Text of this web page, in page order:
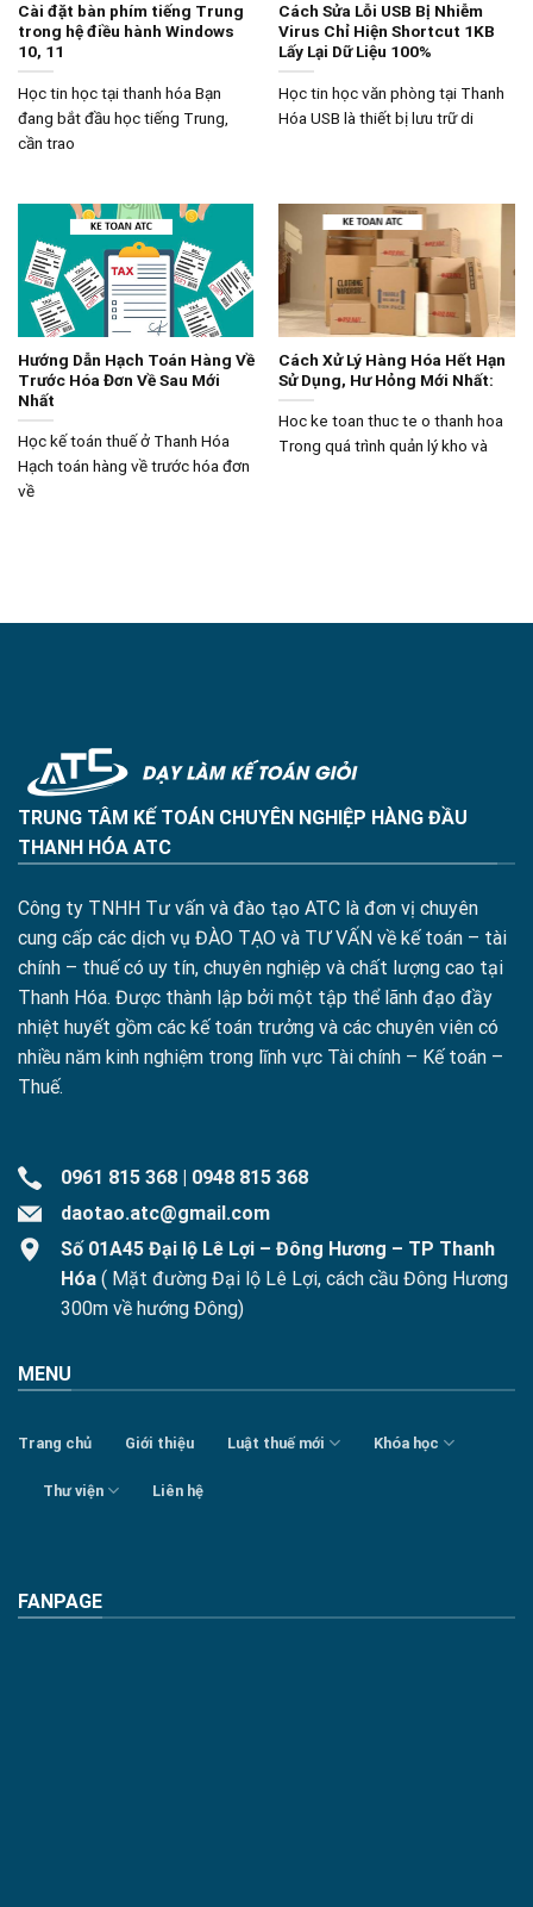
Cài đặt bàn phím tiếng Trung
trong hệ điều hành Windows
10, 11
Học tin học tại thanh hóa Bạn
đang bắt đầu học tiếng Trung,
cần trao
Cách Sửa Lỗi USB Bị Nhiễm
Virus Chỉ Hiện Shortcut 1KB
Lấy Lại Dữ Liệu 100%
Học tin học văn phòng tại Thanh
Hóa USB là thiết bị lưu trữ di
Hướng Dẫn Hạch Toán Hàng Về
Trước Hóa Đơn Về Sau Mới
Nhất
Học kế toán thuế ở Thanh Hóa
Hạch toán hàng về trước hóa đơn
về
Cách Xử Lý Hàng Hóa Hết Hạn
Sử Dụng, Hư Hỏng Mới Nhất:
Hoc ke toan thuc te o thanh hoa
Trong quá trình quản lý kho và
TRUNG TÂM KẾ TOÁN CHUYÊN NGHIỆP HÀNG ĐẦU
THANH HÓA ATC
Công ty TNHH Tư vấn và đào tạo ATC là đơn vị chuyên
cung cấp các dịch vụ ĐÀO TẠO và TƯ VẤN về kế toán – tài
chính – thuế có uy tín, chuyên nghiệp và chất lượng cao tại
Thanh Hóa. Được thành lập bởi một tập thể lãnh đạo đầy
nhiệt huyết gồm các kế toán trưởng và các chuyên viên có
nhiều năm kinh nghiệm trong lĩnh vực Tài chính – Kế toán –
Thuế.
0961 815 368 | 0948 815 368
daotao.atc@gmail.com
Số 01A45 Đại lộ Lê Lợi – Đông Hương – TP Thanh
Hóa ( Mặt đường Đại lộ Lê Lợi, cách cầu Đông Hương
300m về hướng Đông)
MENU
Trang chủ Giới thiệu Luật thuế mới Khóa học
Thư viện Liên hệ
FANPAGE